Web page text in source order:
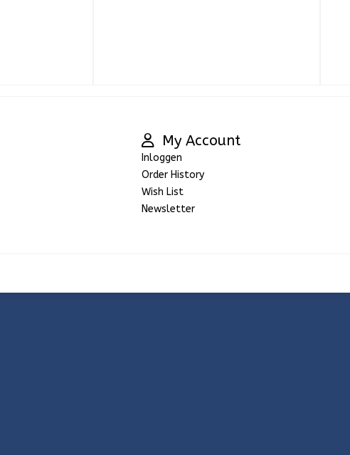
My Account
Inloggen
Order History
Wish List
Newsletter